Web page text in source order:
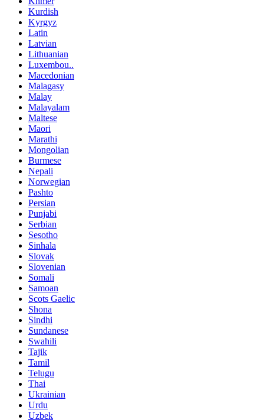
Kurdish
Kyrgyz
Latin
Latvian
Lithuanian
Luxembou..
Macedonian
Malagasy
Malay
Malayalam
Maltese
Maori
Marathi
Mongolian
Burmese
Nepali
Norwegian
Pashto
Persian
Punjabi
Serbian
Sesotho
Sinhala
Slovak
Slovenian
Somali
Samoan
Scots Gaelic
Shona
Sindhi
Sundanese
Swahili
Tajik
Tamil
Telugu
Thai
Ukrainian
Urdu
Uzbek